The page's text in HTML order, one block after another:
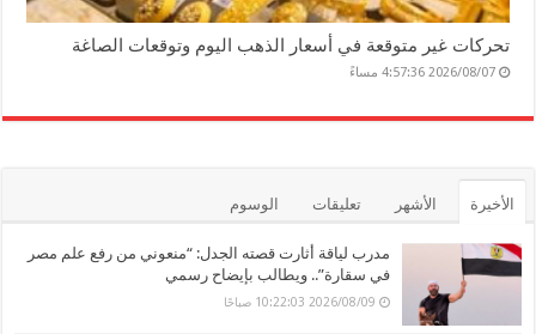
تحركات غير متوقعة في أسعار الذهب اليوم وتوقعات الصاغة
2026/08/07 4:57:36 مساءً
الأخيرة الأشهر تعليقات الوسوم
مدرب لياقة أثارت قصته الجدل: “منعوني من رفع علم مصر
في سقارة”.. ويطالب بإيضاح رسمي
2026/08/09 10:22:03 صباحًا